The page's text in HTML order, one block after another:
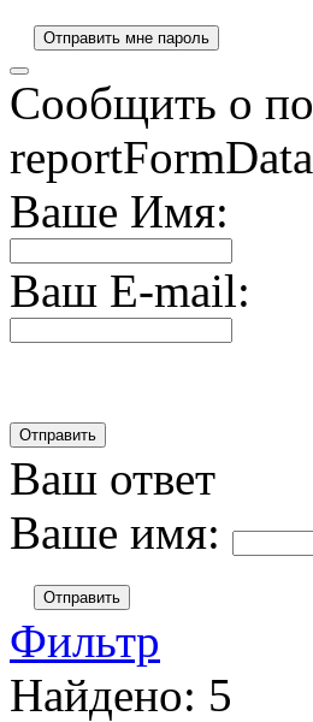
Сообщить о
reportFormData
Ваше Имя:
Ваш E-mail:
Ваш ответ
Ваше имя:
Отправить
Фильтр
Найдено: 5